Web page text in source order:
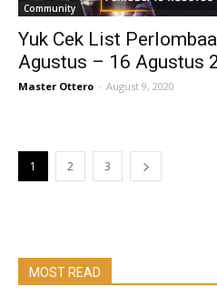
Community
Yuk Cek List
Agustus – 16 Agustus
Master Ottero - August 9, 2020
1 2 3
MOST READ